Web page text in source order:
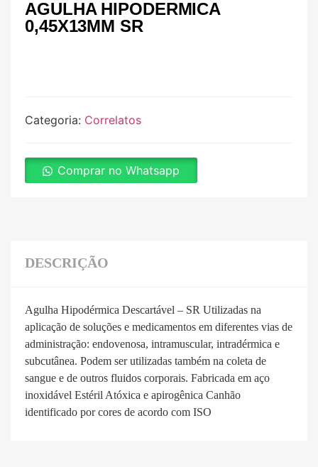
AGULHA HIPODERMICA
0,45X13MM SR
Categoria: Correlatos
Comprar no Whatsapp
DESCRIÇÃO
Agulha Hipodérmica Descartável – SR Utilizadas na
aplicação de soluções e medicamentos em diferentes vias de
administração: endovenosa, intramuscular, intradérmica e
subcutânea. Podem ser utilizadas também na coleta de
sangue e de outros fluidos corporais. Fabricada em aço
inoxidável Estéril Atóxica e apirogênica Canhão
identificado por cores de acordo com ISO